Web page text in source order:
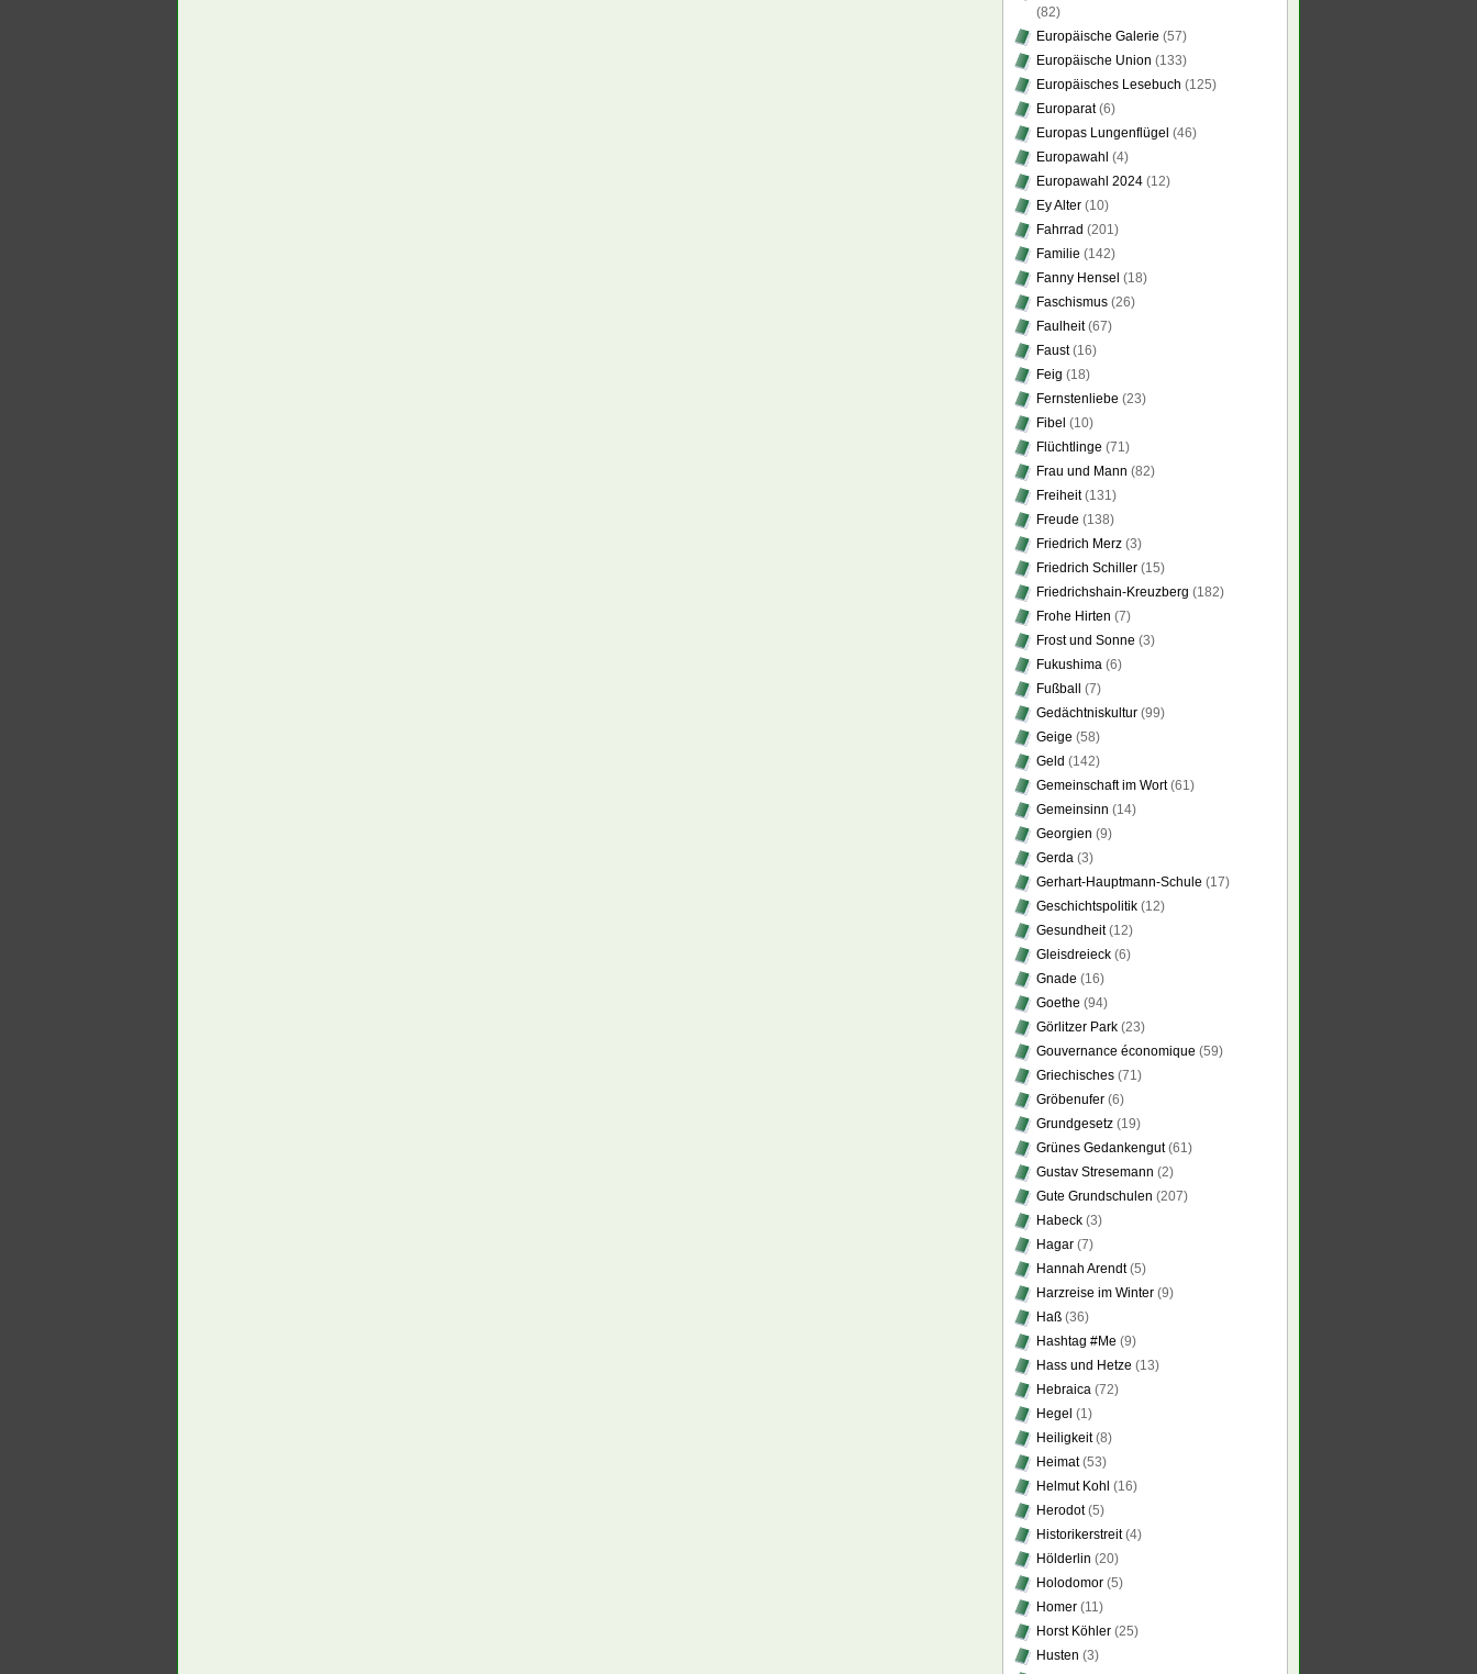
(82)
Europäische Galerie (57)
Europäische Union (133)
Europäisches Lesebuch (125)
Europarat(6)
Europas Lungenflügel (46)
Europawahl (4)
Europawahl 2024 (12)
Ey Alter (10)
Fahrrad (201)
Familie (142)
Fanny Hensel (18)
Faschismus (26)
Faulheit(67)
Faust(16)
Feig (18)
Fernstenliebe (23)
Fibel (10)
Flüchtlinge (71)
Frau und Mann (82)
Freiheit(131)
Freude (138)
Friedrich Merz (3)
Friedrich Schiller (15)
Friedrichshain-Kreuzberg (182)
Frohe Hirten (7)
Frost und Sonne (3)
Fukushima (6)
Fußball
(7)
Gedächtniskultur (99)
Geige (58)
Geld (142)
Gemeinschaft im Wort(61)
Gemeinsinn (14)
Georgien (9)
Gerda (3)
Gerhart-Hauptmann-Schule (17)
Geschichtspolitik (12)
Gesundheit(12)
Gleisdreieck (6)
Gnade (16)
Goethe (94)
Görlitzer Park (23)
Gouvernance économique (59)
Griechisches (71)
Gröbenufer (6)
Grundgesetz (19)
Grünes Gedankengut(61)
Gustav Stresemann (2)
Gute Grundschulen (207)
Habeck (3)
Hagar (7)
Hannah Arendt(5)
Harzreise im Winter (9)
Haß (36)
Hashtag #Me (9)
Hass und Hetze (13)
Hebraica (72)
Hegel (1)
Heiligkeit(8)
Heimat(53)
Helmut Kohl (16)
Herodot(5)
Historikerstreit(4)
Hölderlin (20)
Holodomor (5)
Homer (11)
Horst Köhler (25)
Husten (3)